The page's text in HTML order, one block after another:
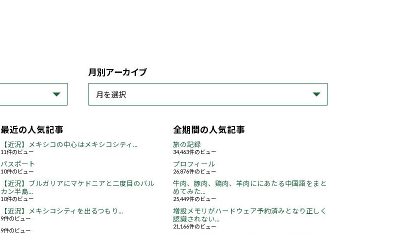
月別アーカイブ
最近の人気記事
【近況】メキシコの中心はメキシコシティ...
11件のビュー
パスポート
10件のビュー
【近況】ブルガリアにマケドニアと二度目のバル
カン半島...
10件のビュー
【近況】メキシコシティを出るつもり...
9件のビュー
9件のビュー
全期間の人気記事
旅の記録
34,463件のビュー
プロフィール
26,876件のビュー
牛肉、豚肉、鶏肉、羊肉ににあたる中国語をまと
めてみた...
25,449件のビュー
増設メモリがハードウェア予約済みとなり正しく
認識されない...
21,166件のビュー